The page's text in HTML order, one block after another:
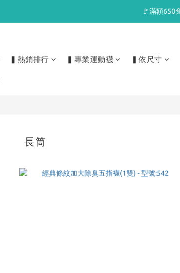
🚩滿額650
▍熱銷排行 ▍專業運動襪 ▍依尺寸
長筒